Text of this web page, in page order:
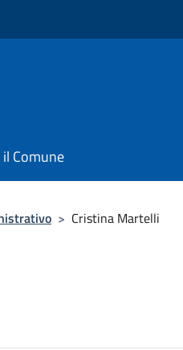
Comune
> Cristina Martelli